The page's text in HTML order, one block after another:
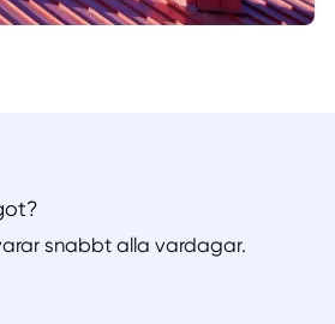
snabbt alla vardagar.